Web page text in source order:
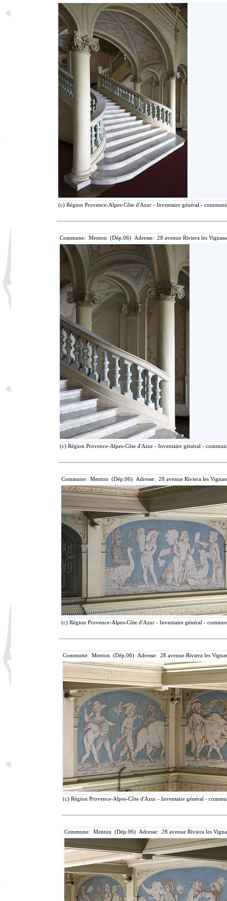
(c) Région Provence-Alpes-Côte d'Azur - Inventaire général -
Commune: Menton (Dép.06) Adresse: 28 avenue Riviera les
(c) Région Provence-Alpes-Côte d'Azur - Inventaire général -
Commune: Menton (Dép.06) Adresse: 28 avenue Riviera les
(c) Région Provence-Alpes-Côte d'Azur - Inventaire général -
Commune: Menton (Dép.06) Adresse: 28 avenue Riviera les
(c) Région Provence-Alpes-Côte d'Azur - Inventaire général -
Commune: Menton (Dép.06) Adresse: 28 avenue Riviera les